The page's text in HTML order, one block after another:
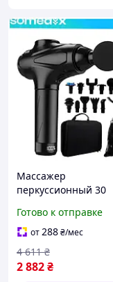
Массажер
перкуссионный 30
12 насадок для тела
черный ISOMEDIX
0392
Готово к отправке
от288₴/мес
2 882₴
4 611 ₴